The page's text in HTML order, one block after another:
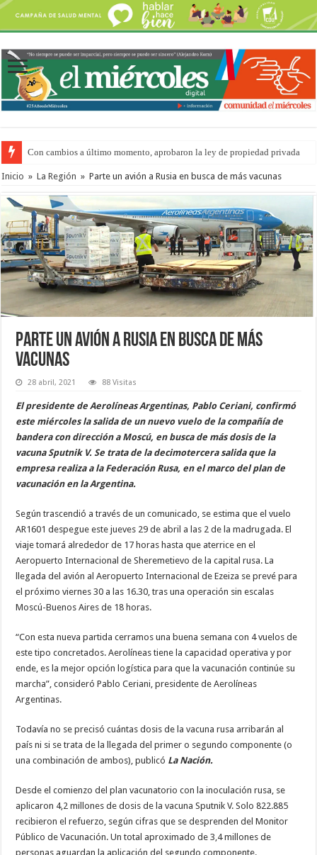
Con cambios a último momento, aprobaron la ley de propiedad privada
Inicio » La Región » Parte un avión a Rusia en busca de más vacunas
Parte un avión a Rusia en busca de más
vacunas
28 abril, 2021 88 Visitas
El presidente de Aerolíneas Argentinas, Pablo Ceriani, confirmó
este miércoles la salida de un nuevo vuelo de la compañía de
bandera con dirección a Moscú, en busca de más dosis de la
vacuna Sputnik V. Se trata de la decimotercera salida que la
empresa realiza a la Federación Rusa, en el marco del plan de
vacunación en la Argentina.
Según trascendió a través de un comunicado, se estima que el vuelo
AR1601 despegue este jueves 29 de abril a las 2 de la madrugada. El
viaje tomará alrededor de 17 horas hasta que aterrice en el
Aeropuerto Internacional de Sheremetievo de la capital rusa. La
llegada del avión al Aeropuerto Internacional de Ezeiza se prevé para
el próximo viernes 30 a las 16.30, tras una operación sin escalas
Moscú-Buenos Aires de 18 horas.
“Con esta nueva partida cerramos una buena semana con 4 vuelos de
este tipo concretados. Aerolíneas tiene la capacidad operativa y por
ende, es la mejor opción logística para que la vacunación continúe su
marcha”, consideró Pablo Ceriani, presidente de Aerolíneas
Argentinas.
Todavía no se precisó cuántas dosis de la vacuna rusa arribarán al
país ni si se trata de la llegada del primer o segundo componente (o
una combinación de ambos), publicó La Nación.
Desde el comienzo del plan vacunatorio con la inoculación rusa, se
aplicaron 4,2 millones de dosis de la vacuna Sputnik V. Solo 822.885
recibieron el refuerzo, según cifras que se desprenden del Monitor
Público de Vacunación. Un total aproximado de 3,4 millones de
personas aguardan la aplicación del segundo componente.